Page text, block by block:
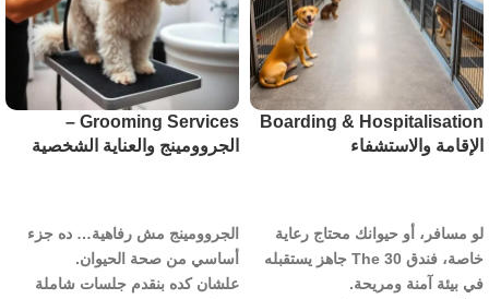
Boarding & Hospitalisation
الإقامة والاستشفاء
لو مسافر، أو حيوانك محتاج رعاية
خاصة، فندق The 30 جاهز يستقبله
في بيئة آمنة ومريحة.
Grooming Services –
الجروومينج والعناية الشخصية
الجروومينج مش رفاهية… ده جزء
أساسي من صحة الحيوان.
علشان كده بنقدم جلسات شاملة